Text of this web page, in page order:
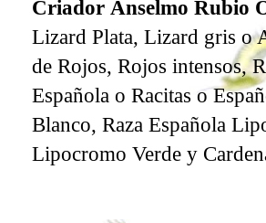
Criador Anselmo Rubio
Lizard Plata, Lizard gris o
de Rojos, Rojos intensos,
Española o Racitas o
Blanco, Raza Española
Lipocromo Verde y